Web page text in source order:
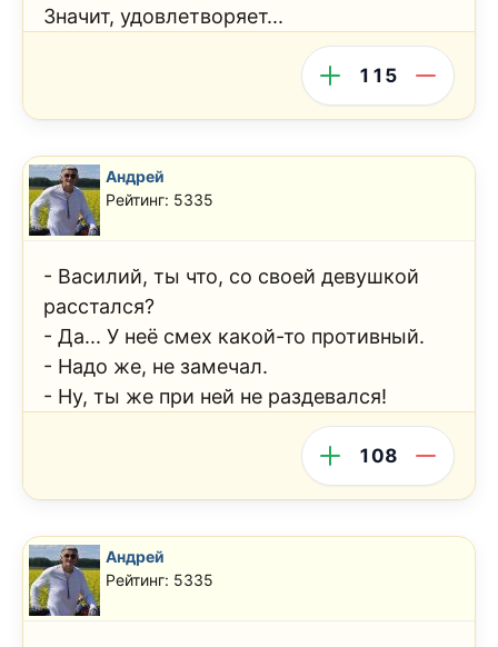
Значит, удовлетворяет...
115
Андрей
Рейтинг: 5335
- Василий, ты что, со своей девушкой
расстался?
- Да... У неё смех какой-то противный.
- Надо же, не замечал.
- Ну, ты же при ней не раздевался!
108
Андрей
Рейтинг: 5335